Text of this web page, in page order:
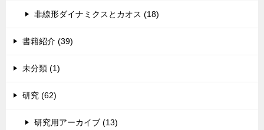
非線形ダイナミクスとカオス (18)
書籍紹介 (39)
未分類 (1)
研究 (62)
研究用アーカイブ (13)